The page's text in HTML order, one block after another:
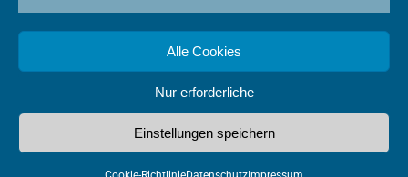
Alle Cookies
Nur erforderliche
Einstellungen speichern
Made with by Punktkom Werbeagentur